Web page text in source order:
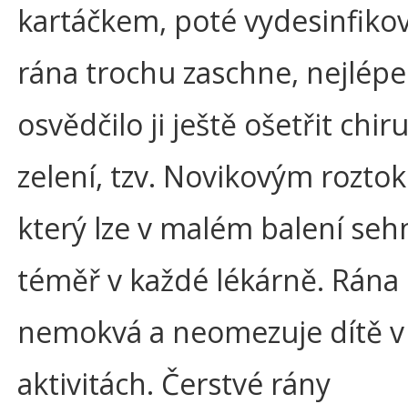
kartáčkem, poté
rána trochu zaschne,
osvědčilo ji ještě ošetřit
zelení, tzv. Novikovým
který lze v malém balení
téměř v každé lékárně. Rána
nemokvá a neomezuje dítě
aktivitách. Čerstvé rány